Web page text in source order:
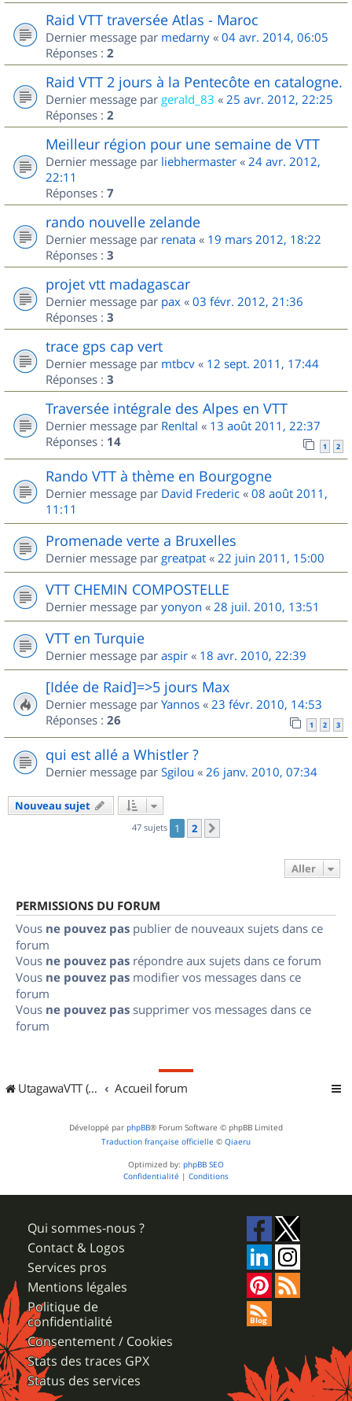
Raid VTT traversée Atlas - Maroc
Dernier message par medarny « 04 avr. 2014, 06:05
Réponses : 2
Raid VTT 2 jours à la Pentecôte en catalogne.
Dernier message par gerald_83 « 25 avr. 2012, 22:25
Réponses : 2
Meilleur région pour une semaine de VTT
Dernier message par liebhermaster « 24 avr. 2012,
22:11
Réponses : 7
rando nouvelle zelande
Dernier message par renata « 19 mars 2012, 18:22
Réponses : 3
projet vtt madagascar
Dernier message par pax « 03 févr. 2012, 21:36
Réponses : 3
trace gps cap vert
Dernier message par mtbcv « 12 sept. 2011, 17:44
Réponses : 3
Traversée intégrale des Alpes en VTT
Dernier message par RenItal « 13 août 2011, 22:37
Réponses : 14 1 2
Rando VTT à thème en Bourgogne
Dernier message par David Frederic « 08 août 2011,
11:11
Promenade verte a Bruxelles
Dernier message par greatpat « 22 juin 2011, 15:00
VTT CHEMIN COMPOSTELLE
Dernier message par yonyon « 28 juil. 2010, 13:51
VTT en Turquie
Dernier message par aspir « 18 avr. 2010, 22:39
[Idée de Raid]=>5 jours Max
Dernier message par Yannos « 23 févr. 2010, 14:53
Réponses : 26 1 2 3
qui est allé a Whistler ?
Dernier message par Sgilou « 26 janv. 2010, 07:34
Nouveau sujet
47 sujets 1 2
Aller
PERMISSIONS DU FORUM
Vous ne pouvez pas publier de nouveaux sujets dans ce
forum
Vous ne pouvez pas répondre aux sujets dans ce forum
Vous ne pouvez pas modifier vos messages dans ce
forum
Vous ne pouvez pas supprimer vos messages dans ce
forum
UtagawaVTT (Randos VTT et VTTAE avec traces GPS) Accueil forum
Développé par phpBB® Forum Software © phpBB Limited
Traduction française officielle © Qiaeru
Optimized by: phpBB SEO
Confidentialité | Conditions
Qui sommes-nous ?
Contact & Logos
Services pros
Mentions légales
Politique de
confidentialité
Consentement / Cookies
Stats des traces GPX
Status des services